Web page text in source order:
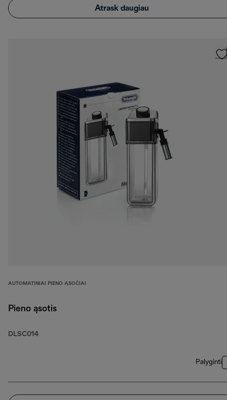
Atrask daugiau
AUTOMATINIAI PIENO ĄSOČIAI
Pieno ąsotis
DLSC014
Palyginti